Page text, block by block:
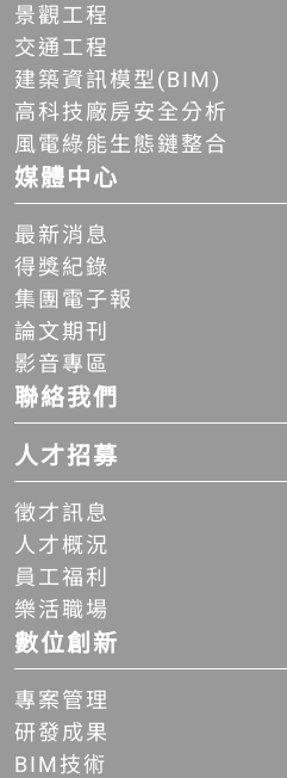
景觀工程
交通工程
建築資訊模型(BIM)
高科技廠房安全分析
風電綠能生態鏈整合
媒體中心
最新消息
得獎紀錄
集團電子報
論文期刊
影音專區
聯絡我們
人才招募
徵才訊息
人才概況
員工福利
樂活職場
數位創新
專案管理
研發成果
BIM技術